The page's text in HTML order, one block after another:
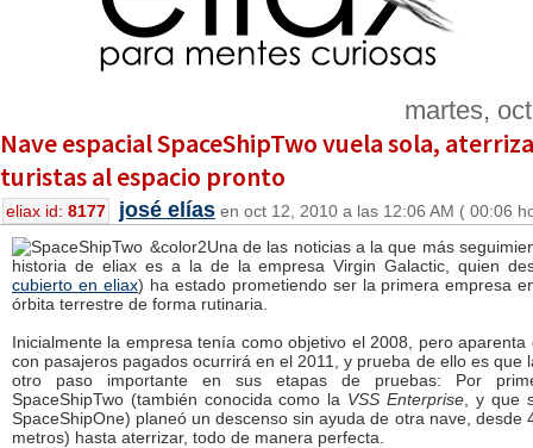
martes,
Nave espacial SpaceShipTwo vuela sola,
turistas al espacio pronto
eliax id: 8177 josé elías en oct 12, 2010 a las 12:06 AM ( 00:06
&color2Una de las noticias a la que más
historia de eliax es a la de la empresa Virgin Galactic, quien
cubierto en eliax) ha estado prometiendo ser la primera empresa
órbita terrestre de forma rutinaria.
Inicialmente la empresa tenía como objetivo el 2008, pero
con pasajeros pagados ocurrirá en el 2011, y prueba de ello es que
otro paso importante en sus etapas de pruebas: Por
SpaceShipTwo (también conocida como la VSS Enterprise , y que
SpaceShipOne) planeó un descenso sin ayuda de otra nave, desde
metros) hasta aterrizar, todo de manera perfecta.